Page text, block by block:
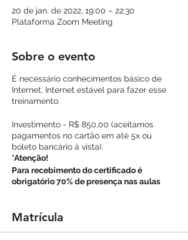
20 de jan. de 2022, 19:00 – 22:30
Plataforma Zoom Meeting
Sobre o evento
É necessário conhecimentos básico de
Internet, Internet estável para fazer esse
treinamento.
Investimento - R$ 850,00 (aceitamos
pagamentos no cartão em até 5x ou
boleto bancário à vista).
*Atenção!
Para recebimento do certificado é
obrigatório 70% de presença nas aulas
sua ausência ao professor. Caso contrário
Matrícula